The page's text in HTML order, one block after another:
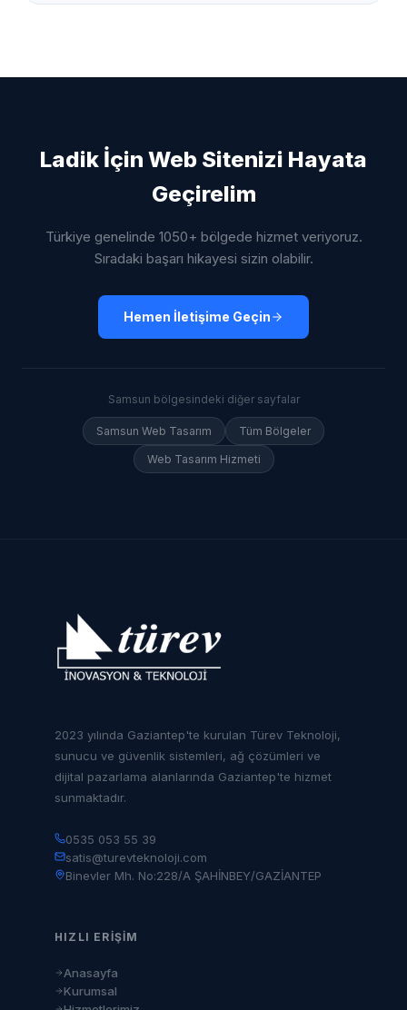
Ladik İçin Web Sitenizi Hayata
Geçirelim
Türkiye genelinde 1050+ bölgede hizmet veriyoruz.
Sıradaki başarı hikayesi sizin olabilir.
Hemen İletişime Geçin
Samsun bölgesindeki diğer sayfalar
Samsun Web Tasarım Tüm Bölgeler
Web Tasarım Hizmeti
2023 yılında Gaziantep'te kurulan Türev Teknoloji,
sunucu ve güvenlik sistemleri, ağ çözümleri ve
dijital pazarlama alanlarında Gaziantep'te hizmet
sunmaktadır.
0535 053 55 39
satis@turevteknoloji.com
Binevler Mh. No:228/A ŞAHİNBEY/GAZİANTEP
HIZLI ERIŞIM
Anasayfa
Kurumsal